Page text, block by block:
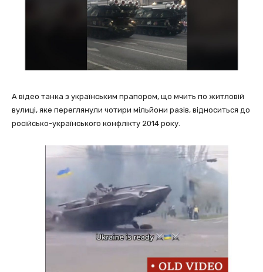
А відео танка з українським прапором, що мчить по житловій
вулиці, яке переглянули чотири мільйони разів, відноситься до
російсько-українського конфлікту 2014 року.